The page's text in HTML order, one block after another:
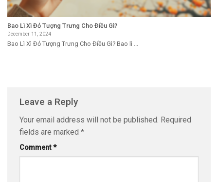
Bao Lì Xì Đỏ Tượng Trưng Cho Điều Gì?
December 11, 2024
Bao Lì Xì Đỏ Tượng Trưng Cho Điều Gì? Bao lì ...
Leave a Reply
Your email address will not be published. Required
fields are marked *
Comment*